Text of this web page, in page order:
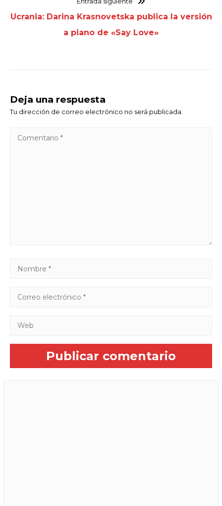
Ucrania: Darina Krasnovetska publica la versión
a piano de «Say Love»
Deja una respuesta
Tu dirección de correo electrónico no será publicada.